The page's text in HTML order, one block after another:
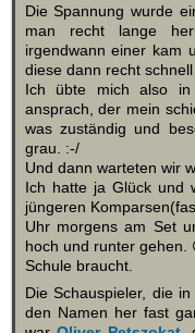
Die Spannung wurde
man recht lange
irgendwann einer kam
diese dann recht
Ich übte mich also
ansprach, der mein
was zuständig und
grau. :-/
Und dann warteten wir
Ich hatte ja Glück und
jüngeren
Uhr morgens am Set
hoch und runter gehen.
Schule braucht.
Die Schauspieler, die
den Namen her fast